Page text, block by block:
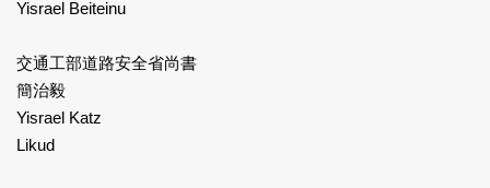
Yisrael Beiteinu
交通工部道路安全省尚書
簡治毅
Yisrael Katz
Likud